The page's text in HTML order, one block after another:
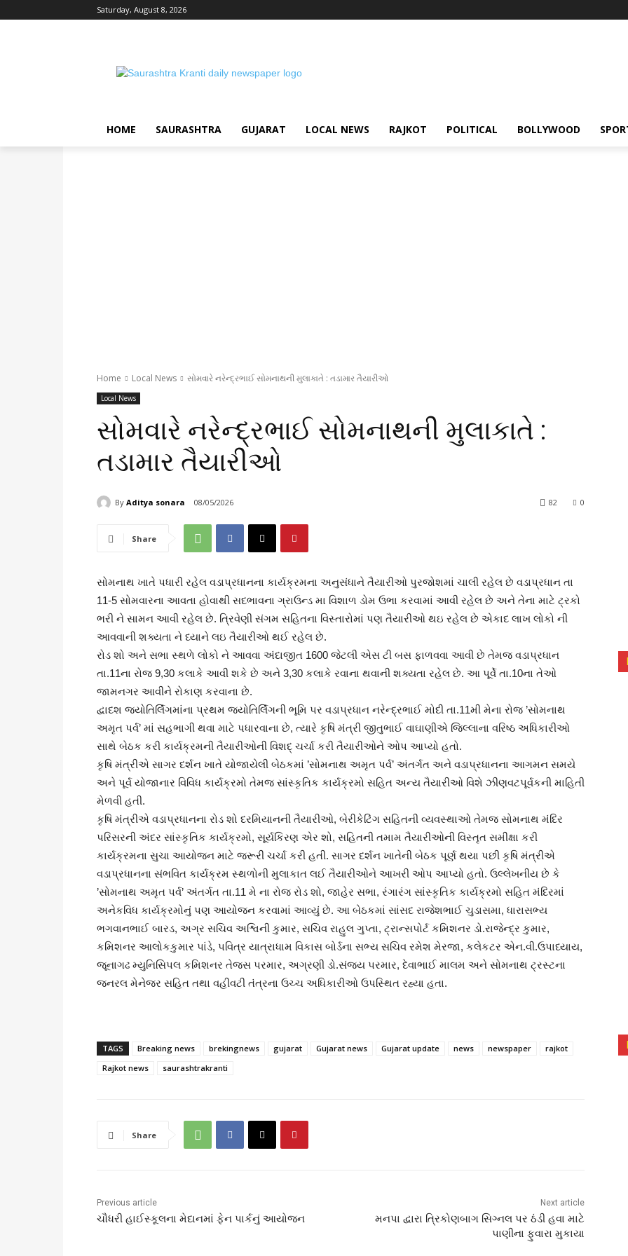
Saturday, August 8, 2026
HOME SAURASHTRA GUJARAT LOCAL NEWS RAJKOT POLITICAL BOLLYWOOD
Home Local News સોમવારે નરેન્દ્રભાઈ સોમનાથની મુલાકાતે : તડામાર તૈયારીઓ
Local News
સોમવારે નરેન્દ્રભાઈ સોમનાથની મુલાકાતે :
તડામાર તૈયારીઓ
By Aditya sonara 08/05/2026 0
82
Share
સોમનાથ ખાતે પધારી રહેલ વડાપ્રધાનના કાર્યક્રમના અનુસંધાને તૈયારીઓ પુરજોશમાં ચાલી રહેલ છે વડાપ્રધાન તા
11-5 સોમવારના આવતા હોવાથી સદભાવના ગ્રાઉન્ડ મા વિશાળ ડોમ ઉભા કરવામાં આવી રહેલ છે અને તેના માટે ટ્રકો
ભરી ને સામન આવી રહેલ છે. ત્રિવેણી સંગમ સહિતના વિસ્તારોમાં પણ તૈયારીઓ થઇ રહેલ છે એકાદ લાખ લોકો ની
આવવાની શક્યતા ને ધ્યાને લઇ તૈયારીઓ થઈ રહેલ છે.
રોડ શો અને સભા સ્થળે લોકો ને આવવા અંદાજીત 1600 જેટલી એસ ટી બસ ફાળવવા આવી છે તેમજ વડાપ્રધાન
તા.11ના રોજ 9,30 કલાકે આવી શકે છે અને 3,30 કલાકે રવાના થવાની શક્યતા રહેલ છે. આ પૂર્વે તા.10ના તેઓ
જામનગર આવીને રોકાણ કરવાના છે.
દ્વાદશ જ્યોતિર્લિંગમાંના પ્રથમ જ્યોતિર્લિંગની ભૂમિ પર વડાપ્રધાન નરેન્દ્રભાઈ મોદી તા.11મી મેના રોજ ’સોમનાથ
અમૃત પર્વ’ માં સહભાગી થવા માટે પધારવાના છે, ત્યારે કૃષિ મંત્રી જીતુભાઈ વાઘાણીએ જિલ્લાના વરિષ્ઠ અધિકારીઓ
સાથે બેઠક કરી કાર્યક્રમની તૈયારીઓની વિશદ્ ચર્ચા કરી તૈયારીઓને ઓપ આપ્યો હતો.
કૃષિ મંત્રીએ સાગર દર્શન ખાતે યોજાયેલી બેઠકમાં ’સોમનાથ અમૃત પર્વ’ અંતર્ગત અને વડાપ્રધાનના આગમન સમયે
અને પૂર્વ યોજાનાર વિવિધ કાર્યક્રમો તેમજ સાંસ્કૃતિક કાર્યક્રમો સહિત અન્ય તૈયારીઓ વિશે ઝીણવટપૂર્વકની માહિતી
મેળવી હતી.
કૃષિ મંત્રીએ વડાપ્રધાનના રોડ શો દરમિયાનની તૈયારીઓ, બેરીકેટિંગ સહિતની વ્યવસ્થાઓ તેમજ સોમનાથ મંદિર
પરિસરની અંદર સાંસ્કૃતિક કાર્યક્રમો, સૂર્યકિરણ એર શો, સહિતની તમામ તૈયારીઓની વિસ્તૃત સમીક્ષા કરી
કાર્યક્રમના સુચા આયોજન માટે જરૂરી ચર્ચા કરી હતી. સાગર દર્શન ખાતેની બેઠક પૂર્ણ થયા પછી કૃષિ મંત્રીએ
વડાપ્રધાનના સંભવિત કાર્યક્રમ સ્થળોની મુલાકાત લઈ તૈયારીઓને આખરી ઓપ આપ્યો હતો. ઉલ્લેખનીય છે કે
’સોમનાથ અમૃત પર્વ’ અંતર્ગત તા.11 મે ના રોજ રોડ શો, જાહેર સભા, રંગારંગ સાંસ્કૃતિક કાર્યક્રમો સહિત મંદિરમાં
અનેકવિધ કાર્યક્રમોનું પણ આયોજન કરવામાં આવ્યું છે. આ બેઠકમાં સાંસદ રાજેશભાઈ ચુડાસમા, ધારાસભ્ય
ભગવાનભાઈ બારડ, અગ્ર સચિવ અશ્વિની કુમાર, સચિવ રાહુલ ગુપ્તા, ટ્રાન્સપોર્ટ કમિશનર ડો.રાજેન્દ્ર કુમાર,
કમિશનર આલોકકુમાર પાંડે, પવિત્ર યાત્રાધામ વિકાસ બોર્ડના સભ્ય સચિવ રમેશ મેરજા, કલેકટર એન.વી.ઉપાધ્યાય,
જૂનાગઢ મ્યુનિસિપલ કમિશનર તેજસ પરમાર, અગ્રણી ડો.સંજય પરમાર, દેવાભાઈ માલમ અને સોમનાથ ટ્રસ્ટના
જનરલ મેનેજર સહિત તથા વહીવટી તંત્રના ઉચ્ચ અધિકારીઓ ઉપસ્થિત રહ્યા હતા.
TAGS Breaking news brekingnews gujarat Gujarat news Gujarat update news newspaper
rajkot
Rajkot news
saurashtrakranti
Share
Previous article
ચૌધરી હાઈસ્કૂલના મેદાનમાં ફેન પાર્કનું આયોજન
Next article
મનપા દ્વારા ત્રિકોણબાગ સિગ્નલ પર ઠંડી હવા માટે
પાણીના ફુવારા મુકાયા